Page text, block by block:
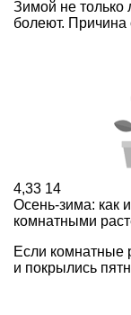
Зимой не только
болеют. Причина
4,33 14
Осень-зима: как
комнатными
Если комнатные
и покрылись